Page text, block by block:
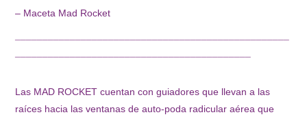
– Maceta Mad Rocket
¯¯¯¯¯¯¯¯¯¯¯¯¯¯¯¯¯¯¯¯¯¯¯¯¯¯¯¯¯¯¯¯¯¯¯¯¯¯¯¯¯¯¯¯¯¯¯¯¯¯
¯¯¯¯¯¯¯¯¯¯¯¯¯¯¯¯¯¯¯¯¯¯¯¯¯¯¯¯¯¯¯¯¯¯¯¯¯¯¯¯¯¯¯
Las MAD ROCKET cuentan con guiadores que llevan a las
raíces hacia las ventanas de auto-poda radicular aérea que